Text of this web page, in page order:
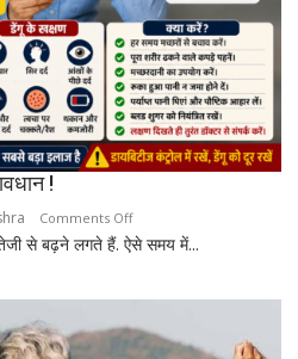
की
पूरी
सच्चाई
!
Comments Offon
टाइप-2
वाले
सावधान
से बढ़ने लगते हैं. ऐसे समय में...